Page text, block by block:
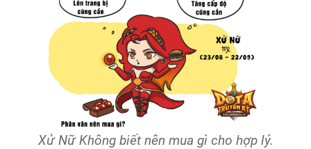
Xử Nữ Không biết nên mua gì cho hợp lý.